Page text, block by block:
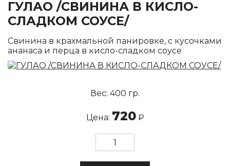
Cheezze Pizza
Пицца KING
Китайская кухня
Салаты
Горячие блюда
ГУЛАО /СВИНИНА В КИСЛО-
СЛАДКОМ СОУСЕ/
Свинина в крахмальной панировке, с кусочками
ананаса и перца в кисло-сладком соусе
Вес: 400 гр.
Цена: 720₽